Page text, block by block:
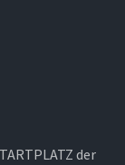
der